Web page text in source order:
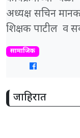
अध्यक्ष सचिन
शिक्षक पाटील व
सामाजिक
जाहिरात